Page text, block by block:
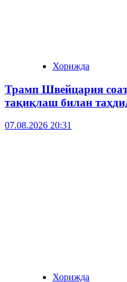
Хорижда
Трамп Швейцария
тақиқлаш билан
07.08.2026 20:31
Хорижда